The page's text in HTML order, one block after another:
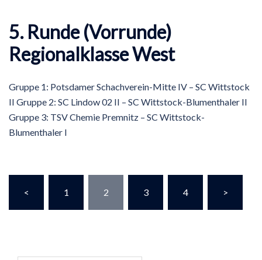
5. Runde (Vorrunde)
Regionalklasse West
Gruppe 1: Potsdamer Schachverein-Mitte IV – SC Wittstock
II Gruppe 2: SC Lindow 02 II – SC Wittstock-Blumenthaler II
Gruppe 3: TSV Chemie Premnitz – SC Wittstock-
Blumenthaler I
der
Beiträge
< 1 2 3 4 >